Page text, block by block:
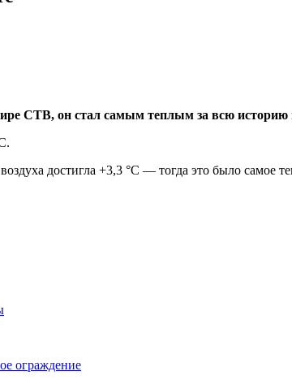
СТВ, он стал самым теплым за всю историю
достигла +3,3 °С — тогда это было самое
ограждение